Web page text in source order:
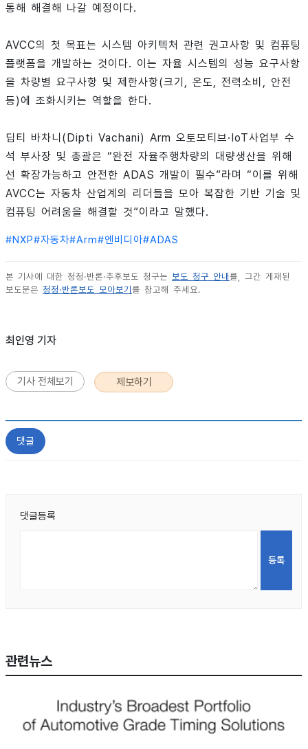
통해 해결해 나갈 예정이다.
AVCC의 첫 목표는 시스템 아키텍처 관련 권고사항 및 컴퓨팅
플랫폼을 개발하는 것이다. 이는 자율 시스템의 성능 요구사항
을 차량별 요구사항 및 제한사항(크기, 온도, 전력소비, 안전
등)에 조화시키는 역할을 한다.
딥티 바차니(Dipti Vachani) Arm 오토모티브·IoT사업부 수
석 부사장 및 총괄은 “완전 자율주행차량의 대량생산을 위해
선 확장가능하고 안전한 ADAS 개발이 필수”라며 “이를 위해
AVCC는 자동차 산업계의 리더들을 모아 복잡한 기반 기술 및
컴퓨팅 어려움을 해결할 것”이라고 말했다.
#NXP#자동차#Arm#엔비디아#ADAS
본 기사에 대한 정정·반론·추후보도 청구는 보도 청구 안내 를, 그간 게재된
보도문은 정정·반론보도 모아보기 를 참고해 주세요.
최인영 기자
기사 전체보기 제보하기
댓글
댓글등록
관련뉴스